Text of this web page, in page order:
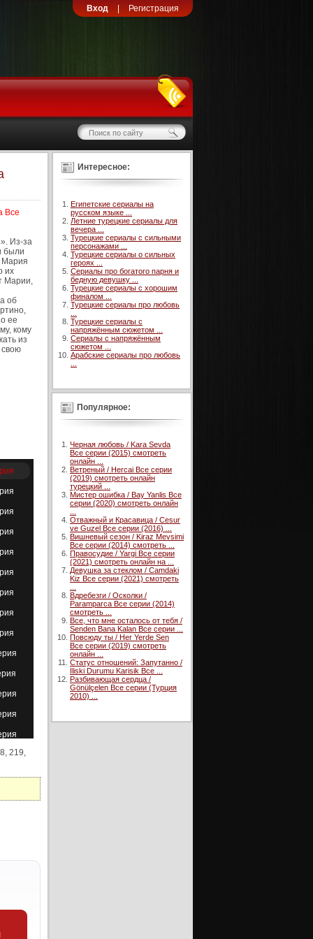
Вход Регистрация
Все
Из-за
были
Мария
их
Марии,
об
ее
кому
из
свою
219,
Интересное:
Египетские сериалы на
русском языке ...
Летние турецкие сериалы для
вечера ...
Турецкие сериалы с сильными
персонажами ...
Турецкие сериалы о сильных
героях ...
Сериалы про богатого парня и
бедную девушку ...
Турецкие сериалы с хорошим
финалом ...
Турецкие сериалы про любовь
Турецкие сериалы с
напряжённым сюжетом ...
Сериалы с напряжённым
сюжетом ...
Арабские сериалы про любовь
Популярное:
Черная любовь / Kara Sevda
Все серии (2015) смотреть
онлайн ...
Ветреный / Hercai Все серии
(2019) смотреть онлайн
турецкий ...
Мистер ошибка / Bay Yanlis Все
серии (2020) смотреть онлайн
Отважный и Красавица / Cesur
ve Guzel Все серии (2016) ...
Вишневый сезон / Kiraz Mevsimi
Все серии (2014) смотреть ...
Правосудие / Yargi Все серии
(2021) смотреть онлайн на ...
Девушка за стеклом / Camdaki
Kiz Все серии (2021) смотреть
Вдребезги / Осколки /
Paramparca Все серии (2014)
смотреть ...
Все, что мне осталось от тебя /
Senden Bana Kalan Все серии ...
Повсюду ты / Her Yerde Sen
Все серии (2019) смотреть
онлайн ...
Статус отношений: Запутанно /
Iliski Durumu Karisik Все ...
Разбивающая сердца /
Gönülçelen Все серии (Турция
2010) ...